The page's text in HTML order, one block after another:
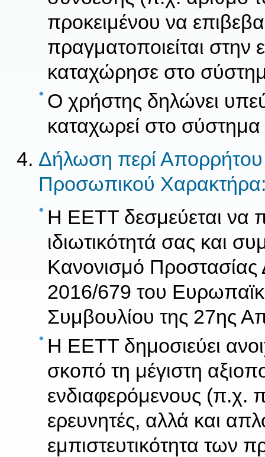
προκειμένου να
πραγματοποιείται
καταχώρησε στο
Ο χρήστης δηλώνει
καταχωρεί στο σύστημα
Δήλωση περί
Προσωπικού
Η ΕΕΤΤ δεσμεύεται να
ιδιωτικότητά σας και
Κανονισμό
2016/679 του
Συμβουλίου της 27ης
Η ΕΕΤΤ δημοσιεύει
σκοπό τη μέγιστη
ενδιαφερόμενους (π.χ.
ερευνητές, αλλά και
εμπιστευτικότητα των